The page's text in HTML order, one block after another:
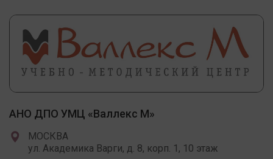
АНО ДПО УМЦ «Валлекс М»
МОСКВА
ул. Академика Варги, д. 8, корп. 1, 10 этаж